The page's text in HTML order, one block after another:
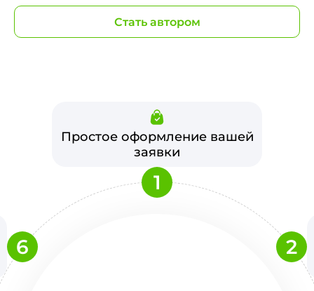
Стать автором
Простое оформление вашей
заявки
1
2
6